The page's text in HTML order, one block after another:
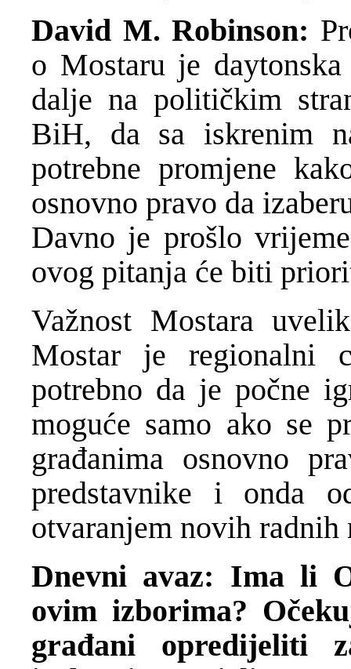
David M. Robinson:
o Mostaru je
dalje na političkim
BiH, da sa iskrenim
potrebne promjene
osnovno pravo da
Davno je prošlo
ovog pitanja će biti
Važnost Mostara
Mostar je regionalni
potrebno da je počne
moguće samo ako se
građanima osnovno
predstavnike i onda
otvaranjem novih radnih
Dnevni avaz: Ima li
ovim izborima?
građani opredijeliti